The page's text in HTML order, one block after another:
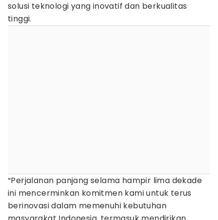
solusi teknologi yang inovatif dan berkualitas
tinggi.
“Perjalanan panjang selama hampir lima dekade
ini mencerminkan komitmen kami untuk terus
berinovasi dalam memenuhi kebutuhan